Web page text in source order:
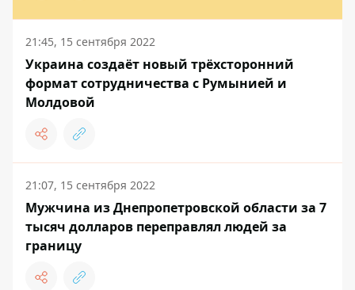
21:45, 15 сентября 2022
Украина создаёт новый трёхсторонний
формат сотрудничества с Румынией и
Молдовой
21:07, 15 сентября 2022
Мужчина из Днепропетровской области за 7
тысяч долларов переправлял людей за
границу